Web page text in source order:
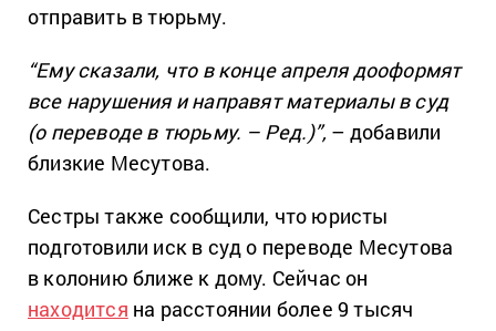
отправить в тюрьму.
“Ему сказали, что в конце апреля дооформят
все нарушения и направят материалы в суд
(о переводе в тюрьму. – Ред.)”, – добавили
близкие Месутова.
Сестры также сообщили, что юристы
подготовили иск в суд о переводе Месутова
в колонию ближе к дому. Сейчас он
находится на расстоянии более 9 тысяч